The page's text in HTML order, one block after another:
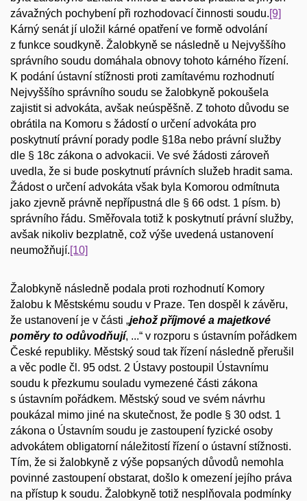
závažných pochybení při rozhodovací činnosti soudu.[9]
Kárný senát jí uložil kárné opatření ve formě odvolání
z funkce soudkyně. Žalobkyně se následně u Nejvyššího
správního soudu domáhala obnovy tohoto kárného řízení.
K podání ústavní stížnosti proti zamítavému rozhodnutí
Nejvyššího správního soudu se žalobkyně pokoušela
zajistit si advokáta, avšak neúspěšně. Z tohoto důvodu se
obrátila na Komoru s žádostí o určení advokáta pro
poskytnutí právní porady podle §18a nebo právní služby
dle § 18c zákona o advokacii. Ve své žádosti zároveň
uvedla, že si bude poskytnutí právních služeb hradit sama.
Žádost o určení advokáta však byla Komorou odmítnuta
jako zjevně právně nepřípustná dle § 66 odst. 1 písm. b)
správního řádu. Směřovala totiž k poskytnutí právní služby,
avšak nikoliv bezplatně, což výše uvedená ustanovení
neumožňují.[10]
Žalobkyně následně podala proti rozhodnutí Komory
žalobu k Městskému soudu v Praze. Ten dospěl k závěru,
že ustanovení je v části „jehož příjmové a majetkové
poměry to odůvodňují, ...“ v rozporu s ústavním pořádkem
České republiky. Městský soud tak řízení následně přerušil
a věc podle čl. 95 odst. 2 Ústavy postoupil Ústavnímu
soudu k přezkumu souladu vymezené části zákona
s ústavním pořádkem. Městský soud ve svém návrhu
poukázal mimo jiné na skutečnost, že podle § 30 odst. 1
zákona o Ústavním soudu je zastoupení fyzické osoby
advokátem obligatorní náležitostí řízení o ústavní stížnosti.
Tím, že si žalobkyně z výše popsaných důvodů nemohla
povinné zastoupení obstarat, došlo k omezení jejího práva
na přístup k soudu. Žalobkyně totiž nesplňovala podmínky